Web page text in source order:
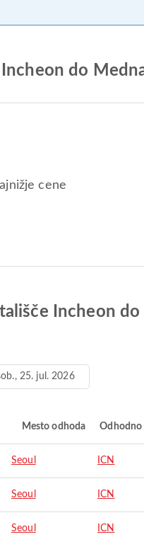
do
cene
Incheon
25. jul. 2026
Mesto odhoda Odhodno
Seoul ICN
Seoul ICN
Seoul ICN